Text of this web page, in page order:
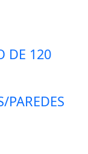
DE 120
PAREDES